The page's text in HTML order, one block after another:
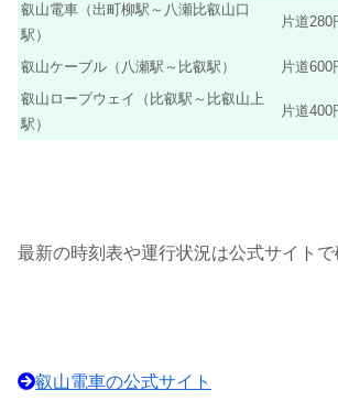
叡山電車（出町柳駅～八瀬比叡山口
駅）
片道280
叡山ケーブル（八瀬駅～比叡駅）
片道600
叡山ロープウェイ（比叡駅～比叡山上
駅）
片道400
最新の時刻表や運行状況は公式サイトで
叡山電車の公式サイト